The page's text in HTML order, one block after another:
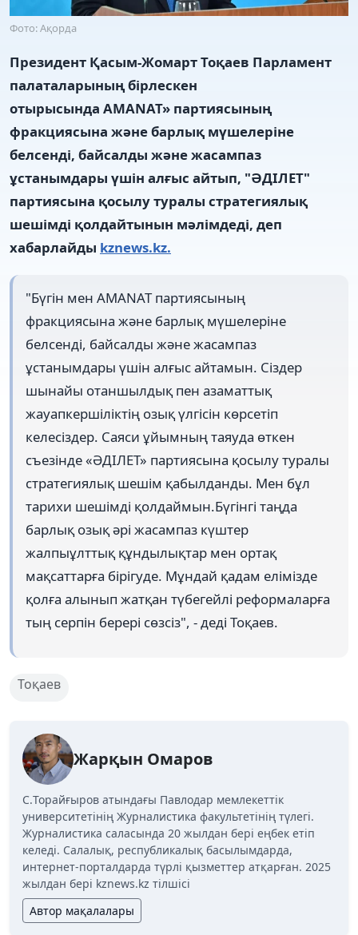
Фото: Ақорда
Президент Қасым-Жомарт Тоқаев Парламент
палаталарының бірлескен
отырысында AMANAT» партиясының
фракциясына және барлық мүшелеріне
белсенді, байсалды және жасампаз
ұстанымдары үшін алғыс айтып, "ӘДІЛЕТ"
партиясына қосылу туралы стратегиялық
шешімді қолдайтынын мәлімдеді, деп
хабарлайды kznews.kz.
"Бүгін мен AMANAT партиясының
фракциясына және барлық мүшелеріне
белсенді, байсалды және жасампаз
ұстанымдары үшін алғыс айтамын. Сіздер
шынайы отаншылдық пен азаматтық
жауапкершіліктің озық үлгісін көрсетіп
келесіздер. Саяси ұйымның таяуда өткен
съезінде «ӘДІЛЕТ» партиясына қосылу туралы
стратегиялық шешім қабылданды. Мен бұл
тарихи шешімді қолдаймын.Бүгінгі таңда
барлық озық әрі жасампаз күштер
жалпыұлттық құндылықтар мен ортақ
мақсаттарға бірігуде. Мұндай қадам елімізде
қолға алынып жатқан түбегейлі реформаларға
тың серпін берері сөзсіз", - деді Тоқаев.
Тоқаев
Жарқын Омаров
C.Торайғыров атындағы Павлодар мемлекеттік
университетінің Журналистика факультетінің түлегі.
Журналистика саласында 20 жылдан бері еңбек етіп
келеді. Салалық, республикалық басылымдарда,
интернет-порталдарда түрлі қызметтер атқарған. 2025
жылдан бері kznews.kz тілшісі
Автор мақалалары